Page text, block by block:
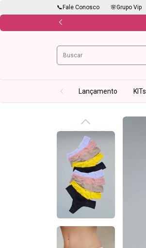
📞Fale Conosco 🌸Grupo Vip
Lançamento KITs